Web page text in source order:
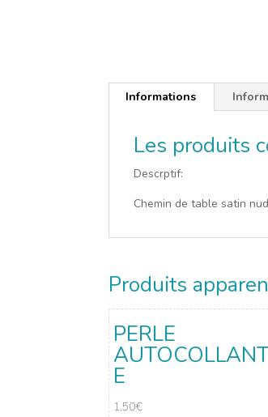
Informations
Les produits
Descrptif:
Chemin de table satin
Produits
PERLE
E
1.50€